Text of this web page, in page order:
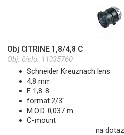
Obj CITRINE 1,8/4,8 C
Obj. číslo: 11035760
Schneider Kreuznach lens
4,8 mm
F 1,8-8
format 2/3"
M.O.D. 0,037 m
C-mount
na dotaz